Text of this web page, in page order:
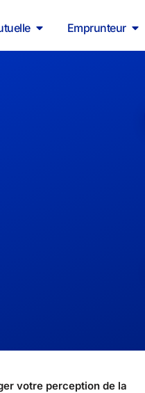
Emprunteur
votre perception de la